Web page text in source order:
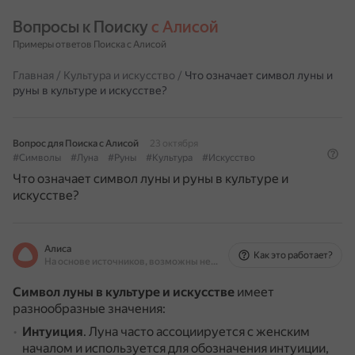
Вопросы к Поиску с Алисой
Примеры ответов Поиска с Алисой
Главная / Культура и искусство / Что означает символ луны и
руны в культуре и искусстве?
Вопрос для Поиска с Алисой
23 октября
#Символы
#Луна #Руны #Культура #Искусство
Что означает символ луны и руны в культуре и
искусстве?
Алиса
На основе источников, возможны неточности
Как это работает?
Символ луны в культуре и искусстве имеет
разнообразные значения:
Интуиция. Луна часто ассоциируется с женским
началом и используется для обозначения интуиции,